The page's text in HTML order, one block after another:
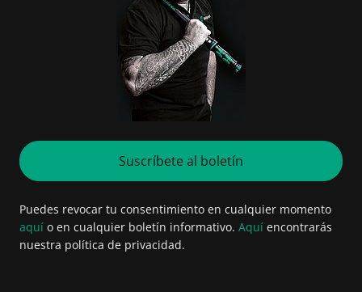
Suscríbete al boletín
Puedes revocar tu consentimiento en cualquier momento
aquí o en cualquier boletín informativo. Aquí encontrarás
nuestra política de privacidad.